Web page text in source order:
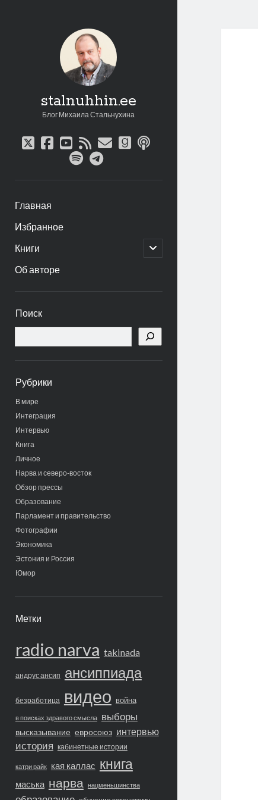
stalnuhhin.ee
Блог Михаила Стальнухина
twitter
facebook
youtube
rssemailgoodreads
podcast
spotifytelegram
Главная
Избранное
Книги
открыть
дочернее
Об авторе
панель
Поиск
Рубрики
В мире
Интеграция
Интервью
Книга
Личное
Нарва и северо-восток
Обзор прессы
Образование
Парламент и правительство
Фотографии
Экономика
Эстония и Россия
Юмор
Метки
radio narva takinada
андрус ансип ансиппиада
безработица видео война
в поисках здравого смысла выборы
высказывание евросоюз интервью
история кабинетные истории
катри райк кая каллас книга
маська нарва нацменьшинства